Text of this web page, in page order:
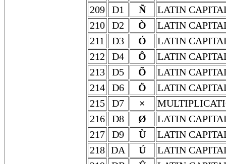
209
D1 Ñ
LATIN
210
D2 Ò
LATIN
211
D3 Ó
LATIN
212
D4 Ô
LATIN
213
D5 Õ
LATIN
214
D6 Ö
LATIN
215
D7 ×
216
D8 Ø
LATIN
217
D9 Ù
LATIN
218 DA Ú
LATIN